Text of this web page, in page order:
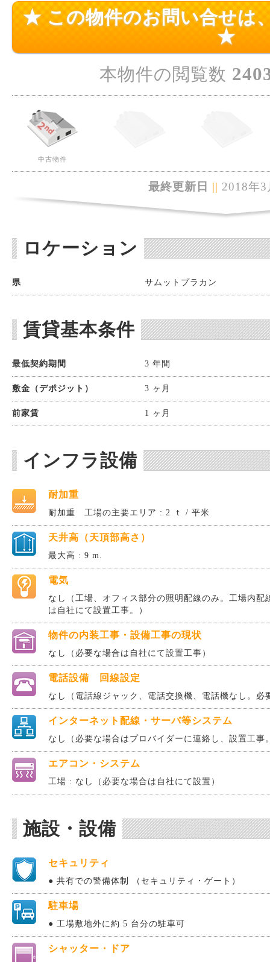
★ この物件のお問い合せは
★
本物件の閲覧数
中古物件
最終更新日 || 2018年
ロケーション
県 サムットプラカン
賃貸基本条件
最低契約期間 3 年間
敷金（デポジット） 3 ヶ月
前家賃 1 ヶ月
インフラ設備
耐加重
耐加重 工場の主要エリア : 2 ｔ / 平米
天井高（天頂部高さ）
最大高 : 9 m.
電気
なし（工場、オフィス部分の照明配線のみ。工場内
は自社にて設置工事。）
物件の内装工事・設備工事の現状
なし（必要な場合は自社にて設置工事）
電話設備 回線設定
なし（電話線ジャック、電話交換機、電話機なし。必
インターネット配線・サーバ等システム
なし（必要な場合はプロバイダーに連絡し、設置工事
エアコン・システム
工場 : なし（必要な場合は自社にて設置）
施設・設備
セキュリティ
● 共有での警備体制 （セキュリティ・ゲート）
駐車場
● 工場敷地外に約 5 台分の駐車可
シャッター・ドア